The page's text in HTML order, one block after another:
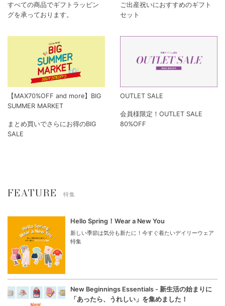
すべての商品でギフトラッピン
グを承っております。
ご出産祝いにおすすめのギフト
セット
【MAX70%OFF and more】BIG
SUMMER MARKET
まとめ買いでさらにお得のBIG
SALE
OUTLET SALE
会員様限定！OUTLET SALE
80%OFF
FEATURE 特集
Hello Spring！Wear a New You
新しい季節は気分も新たに！今すぐ着たいデイリーウェア
特集
New Beginnings Essentials - 新生活の始まりに
「あったら、うれしい」を集めました！